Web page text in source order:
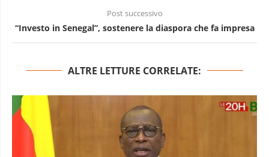
Post successivo
“Investo in Senegal”, sostenere la diaspora che fa impresa
ALTRE LETTURE CORRELATE: